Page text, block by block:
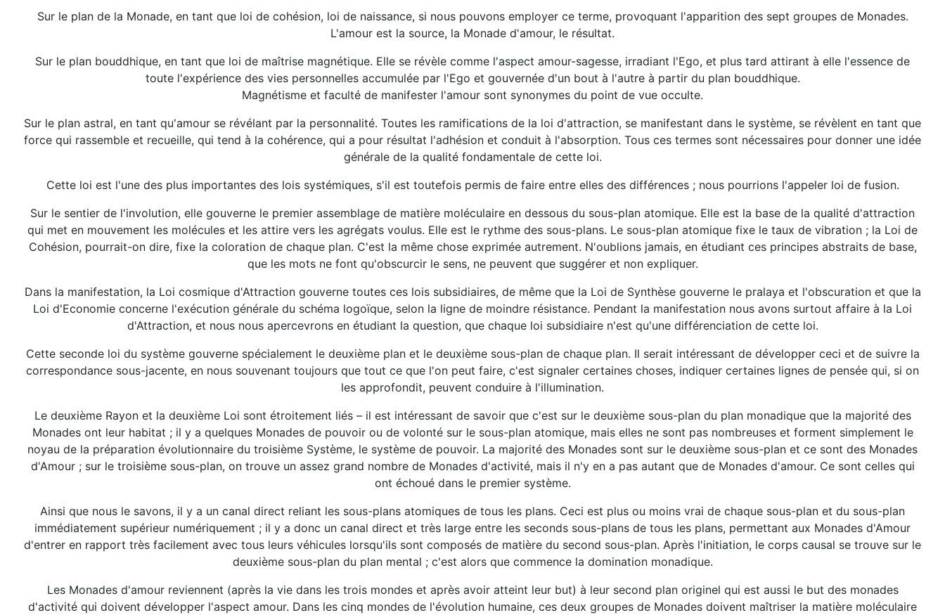
Sur le plan de la Monade, en tant que loi de cohésion, loi de naissance, si nous pouvons employer ce terme, provoquant l'apparition des sept groupes de Monades.
L'amour est la source, la Monade d'amour, le résultat.
Sur le plan bouddhique, en tant que loi de maîtrise magnétique. Elle se révèle comme l'aspect amour-sagesse, irradiant l'Ego, et plus tard attirant à elle l'essence de
toute l'expérience des vies personnelles accumulée par l'Ego et gouvernée d'un bout à l'autre à partir du plan bouddhique.
Magnétisme et faculté de manifester l'amour sont synonymes du point de vue occulte.
Sur le plan astral, en tant qu'amour se révélant par la personnalité. Toutes les ramifications de la loi d'attraction, se manifestant dans le système, se révèlent en tant que
force qui rassemble et recueille, qui tend à la cohérence, qui a pour résultat l'adhésion et conduit à l'absorption. Tous ces termes sont nécessaires pour donner une idée
générale de la qualité fondamentale de cette loi.
Cette loi est l'une des plus importantes des lois systémiques, s'il est toutefois permis de faire entre elles des différences ; nous pourrions l'appeler loi de fusion.
Sur le sentier de l'involution, elle gouverne le premier assemblage de matière moléculaire en dessous du sous-plan atomique. Elle est la base de la qualité d'attraction
qui met en mouvement les molécules et les attire vers les agrégats voulus. Elle est le rythme des sous-plans. Le sous-plan atomique fixe le taux de vibration ; la Loi de
Cohésion, pourrait-on dire, fixe la coloration de chaque plan. C'est la même chose exprimée autrement. N'oublions jamais, en étudiant ces principes abstraits de base,
que les mots ne font qu'obscurcir le sens, ne peuvent que suggérer et non expliquer.
Dans la manifestation, la Loi cosmique d'Attraction gouverne toutes ces lois subsidiaires, de même que la Loi de Synthèse gouverne le pralaya et l'obscuration et que la
Loi d'Economie concerne l'exécution générale du schéma logoïque, selon la ligne de moindre résistance. Pendant la manifestation nous avons surtout affaire à la Loi
d'Attraction, et nous nous apercevrons en étudiant la question, que chaque loi subsidiaire n'est qu'une différenciation de cette loi.
Cette seconde loi du système gouverne spécialement le deuxième plan et le deuxième sous-plan de chaque plan. Il serait intéressant de développer ceci et de suivre la
correspondance sous-jacente, en nous souvenant toujours que tout ce que l'on peut faire, c'est signaler certaines choses, indiquer certaines lignes de pensée qui, si on
les approfondit, peuvent conduire à l'illumination.
Le deuxième Rayon et la deuxième Loi sont étroitement liés – il est intéressant de savoir que c'est sur le deuxième sous-plan du plan monadique que la majorité des
Monades ont leur habitat ; il y a quelques Monades de pouvoir ou de volonté sur le sous-plan atomique, mais elles ne sont pas nombreuses et forment simplement le
noyau de la préparation évolutionnaire du troisième Système, le système de pouvoir. La majorité des Monades sont sur le deuxième sous-plan et ce sont des Monades
d'Amour ; sur le troisième sous-plan, on trouve un assez grand nombre de Monades d'activité, mais il n'y en a pas autant que de Monades d'amour. Ce sont celles qui
ont échoué dans le premier système.
Ainsi que nous le savons, il y a un canal direct reliant les sous-plans atomiques de tous les plans. Ceci est plus ou moins vrai de chaque sous-plan et du sous-plan
immédiatement supérieur numériquement ; il y a donc un canal direct et très large entre les seconds sous-plans de tous les plans, permettant aux Monades d'Amour
d'entrer en rapport très facilement avec tous leurs véhicules lorsqu'ils sont composés de matière du second sous-plan. Après l'initiation, le corps causal se trouve sur le
deuxième sous-plan du plan mental ; c'est alors que commence la domination monadique.
Les Monades d'amour reviennent (après la vie dans les trois mondes et après avoir atteint leur but) à leur second plan originel qui est aussi le but des monades
d'activité qui doivent développer l'aspect amour. Dans les cinq mondes de l'évolution humaine, ces deux groupes de Monades doivent maîtriser la matière moléculaire